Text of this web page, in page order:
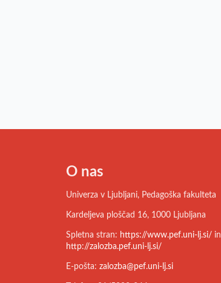
O nas
Univerza v Ljubljani, Pedagoška fakulteta
Kardeljeva ploščad 16, 1000 Ljubljana
Spletna stran: https://www.pef.uni-lj.si/ in
http://zalozba.pef.uni-lj.si/
E-pošta: zalozba@pef.uni-lj.si